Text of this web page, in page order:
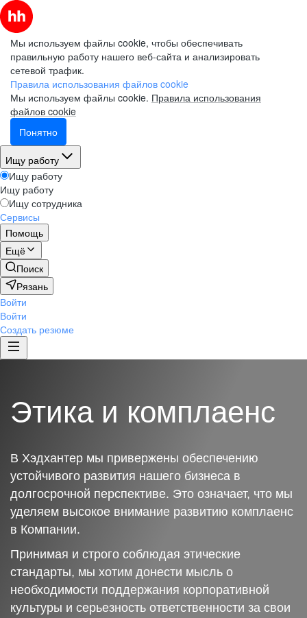
Мы используем файлы cookie, чтобы обеспечивать
правильную работу нашего веб-сайта и анализировать
сетевой трафик.
Правила использования файлов cookie
Мы используем файлы cookie. Правила использования
файлов cookie
Понятно
Ищу работу
Ищу работу
Ищу работу
Ищу сотрудника
Сервисы
Помощь
Ещё
Поиск
Рязань
Войти
Войти
Создать резюме
Этика и комплаенс
В Хэдхантер мы привержены обеспечению
устойчивого развития нашего бизнеса в
долгосрочной перспективе. Это означает, что мы
уделяем высокое внимание развитию комплаенс
в Компании.
Принимая и строго соблюдая этические
стандарты, мы хотим донести мысль о
необходимости поддержания корпоративной
культуры и серьезность ответственности за свои